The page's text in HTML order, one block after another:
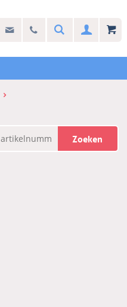
info@akb.nl
Stel uw vraag
030 69 50 814Search
Zoeken